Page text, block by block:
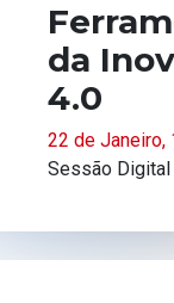
da
4.0
22 de Janeiro,
Sessão Digital